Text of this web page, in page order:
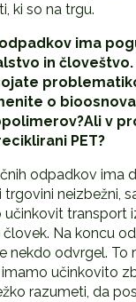
ki so na trgu.
ima
in
o
v
PET?
odpadkov ima
neizbežni,
učinkovit transport
Na koncu
nekdo odvrgel. To
učinkovito
razumeti, da